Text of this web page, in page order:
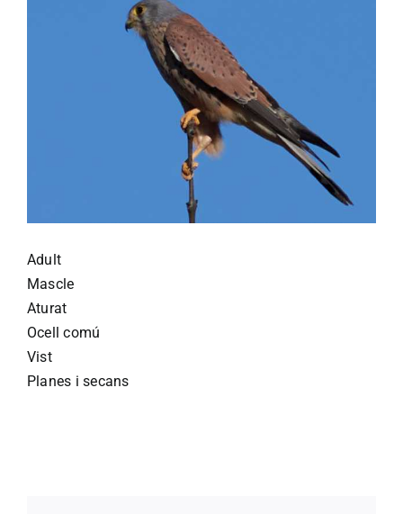
Adult
Mascle
Aturat
Ocell comú
Vist
Planes i secans